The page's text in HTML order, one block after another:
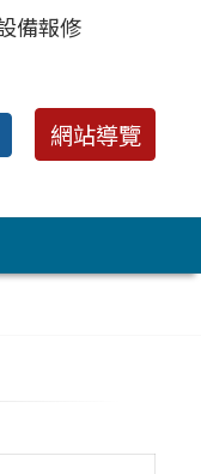
備報修
網站導覽